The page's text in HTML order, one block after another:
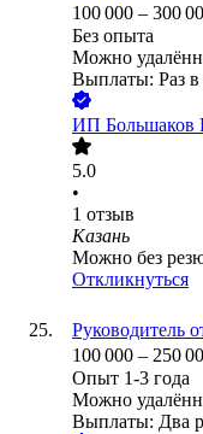
100 000 – 300
Без опыта
Можно
Выплаты: Раз
ИП Большаков
5.0
•
1 отзыв
Казань
Можно без
Откликнуться
Руководитель
100 000 – 250
Опыт 1-3 года
Можно
Выплаты: Два